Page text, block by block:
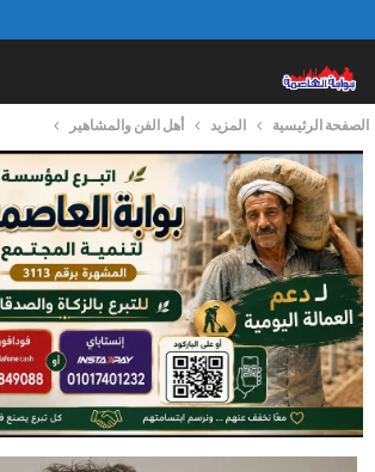
الصفحة الرئيسية المزيد أهل الفن والمشاهير